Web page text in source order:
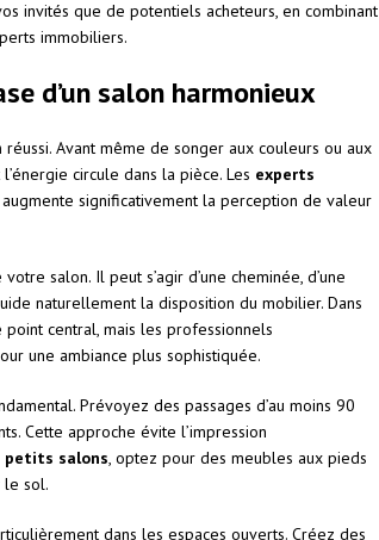
invités que de potentiels acheteurs, en combinant
immobiliers.
d’un salon harmonieux
Avant même de songer aux couleurs ou aux
circule dans la pièce. Les experts
significativement la perception de valeur
salon. Il peut s’agir d’une cheminée, d’une
naturellement la disposition du mobilier. Dans
central, mais les professionnels
une ambiance plus sophistiquée.
Prévoyez des passages d’au moins 90
Cette approche évite l’impression
petits salons, optez pour des meubles aux pieds
le sol.
dans les espaces ouverts. Créez des